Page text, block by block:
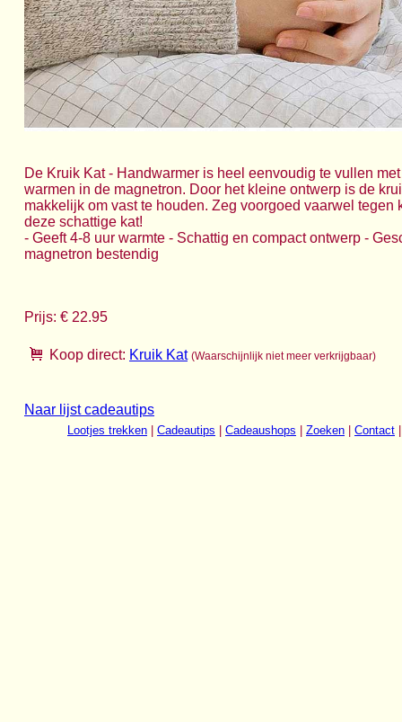
De Kruik Kat - Handwarmer is heel eenvoudig te vullen
warmen in de magnetron. Door het kleine ontwerp is de
makkelijk om vast te houden. Zeg voorgoed vaarwel tegen
deze schattige kat!
- Geeft 4-8 uur warmte - Schattig en compact ontwerp -
magnetron bestendig
Prijs: € 22.95
Koop direct: Kruik Kat (Waarschijnlijk niet meer verkrijgbaar)
Naar lijst cadeautips
Lootjes trekken Cadeautips Cadeaushops Zoeken Contact